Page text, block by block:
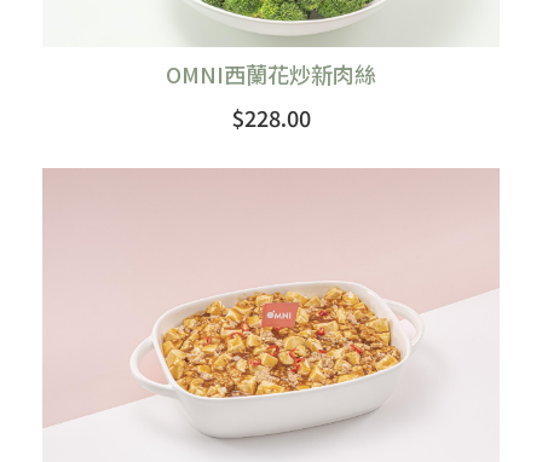
OMNI西蘭花炒新肉絲
$228.00
購買